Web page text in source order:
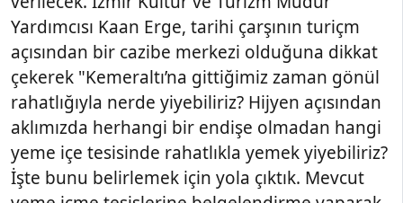
Yardımcısı Kaan Erge, tarihi çarşının turiçm
açısından bir cazibe merkezi olduğuna dikkat
çekerek "Kemeraltı’na gittiğimiz zaman gönül
rahatlığıyla nerde yiyebiliriz? Hijyen açısından
aklımızda herhangi bir endişe olmadan hangi
yeme içe tesisinde rahatlıkla yemek yiyebiliriz?
İşte bunu belirlemek için yola çıktık. Mevcut